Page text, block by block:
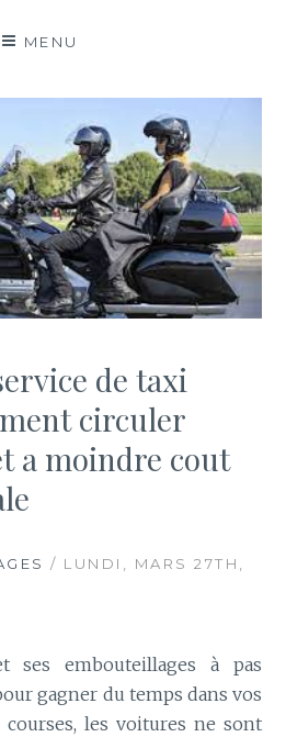
MENU
de taxi
circuler
a moindre cout
/ LUNDI, MARS 27TH,
ses embouteillages à pas
gagner du temps dans vos
courses, les voitures ne sont